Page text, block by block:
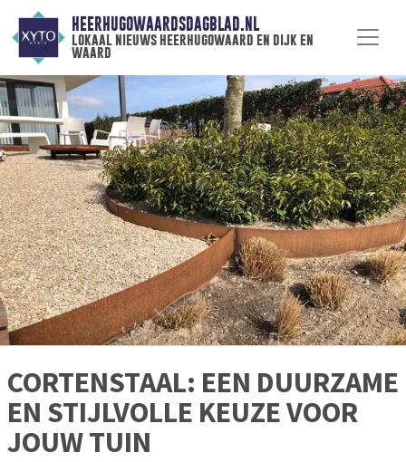
HEERHUGOWAARDSDAGBLAD.NL
lokaal nieuws heerhugowaard en dijk en
waard
CORTENSTAAL: EEN DUURZAME
EN STIJLVOLLE KEUZE VOOR
JOUW TUIN